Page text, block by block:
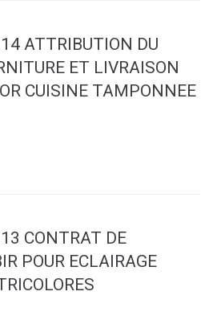
ATTRIBUTION DU
ET LIVRAISON
CUISINE TAMPONNEE
CONTRAT DE
POUR ECLAIRAGE